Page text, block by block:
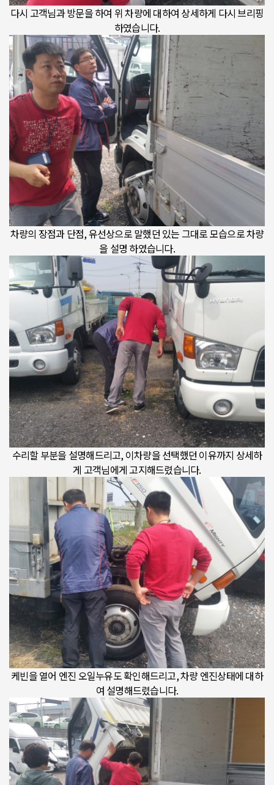
다시 고객님과 방문을 하여 위 차량에 대하여 상세하게 다시 브리핑
하였습니다.
차량의 장점과 단점, 유선상으로 말했던 있는 그대로 모습으로 차량
을 설명 하였습니다.
수리할 부분을 설명해드리고, 이차량을 선택했던 이유까지 상세하
게 고객님에게 고지해드렸습니다.
케빈을 열어 엔진 오일누유도 확인해드리고, 차량 엔진상태에 대하
여 설명해드렸습니다.